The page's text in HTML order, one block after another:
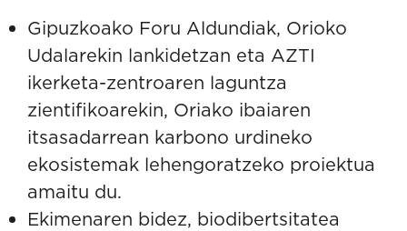
Gipuzkoako Foru Aldundiak, Orioko
Udalarekin lankidetzan eta AZTI
ikerketa-zentroaren laguntza
zientifikoarekin, Oriako ibaiaren
itsasadarrean karbono urdineko
ekosistemak lehengoratzeko proiektua
amaitu du.
Ekimenaren bidez, biodibertsitatea